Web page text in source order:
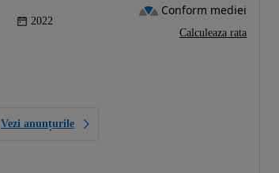
2022
Vezi anunțurile
Conform mediei
Calculeaza rata